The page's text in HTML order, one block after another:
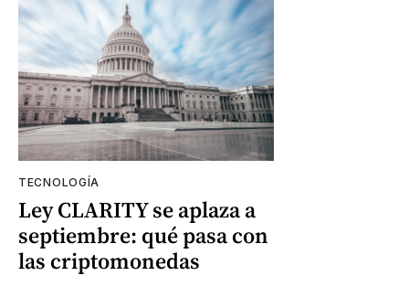
TECNOLOGÍA
Ley CLARITY se aplaza a
septiembre: qué pasa con
las criptomonedas